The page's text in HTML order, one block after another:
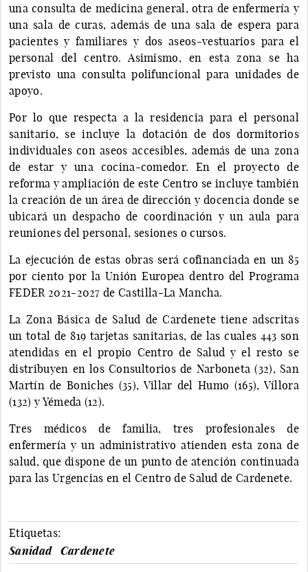
una consulta de medicina general, otra de enfermería y
una sala de curas, además de una sala de espera para
pacientes y familiares y dos aseos-vestuarios para el
personal del centro. Asimismo, en esta zona se ha
previsto una consulta polifuncional para unidades de
apoyo.
Por lo que respecta a la residencia para el personal
sanitario, se incluye la dotación de dos dormitorios
individuales con aseos accesibles, además de una zona
de estar y una cocina-comedor. En el proyecto de
reforma y ampliación de este Centro se incluye también
la creación de un área de dirección y docencia donde se
ubicará un despacho de coordinación y un aula para
reuniones del personal, sesiones o cursos.
La ejecución de estas obras será cofinanciada en un 85
por ciento por la Unión Europea dentro del Programa
FEDER 2021-2027 de Castilla-La Mancha.
La Zona Básica de Salud de Cardenete tiene adscritas
un total de 819 tarjetas sanitarias, de las cuales 443 son
atendidas en el propio Centro de Salud y el resto se
distribuyen en los Consultorios de Narboneta (32), San
Martín de Boniches (35), Villar del Humo (165), Víllora
(132) y Yémeda (12).
Tres médicos de familia, tres profesionales de
enfermería y un administrativo atienden esta zona de
salud, que dispone de un punto de atención continuada
para las Urgencias en el Centro de Salud de Cardenete.
Etiquetas:
Sanidad
Cardenete